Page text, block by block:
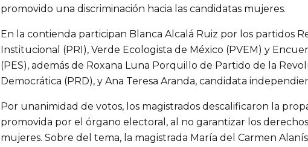
promovido una discriminación hacia las candidatas mujeres.
En la contienda participan Blanca Alcalá Ruiz por los partidos
Institucional (PRI), Verde Ecologista de México (PVEM) y
(PES), además de Roxana Luna Porquillo de Partido de la
Democrática (PRD), y Ana Teresa Aranda, candidata
Por unanimidad de votos, los magistrados descalificaron la
promovida por el órgano electoral, al no garantizar los
mujeres. Sobre del tema, la magistrada María del Carmen